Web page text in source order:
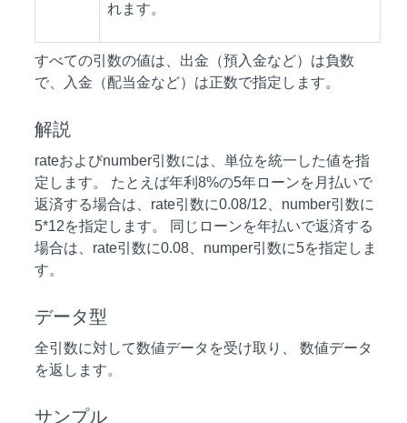
れます。
すべての引数の値は、出金（預入金など）は負数
で、入金（配当金など）は正数で指定します。
解説
rateおよびnumber引数には、単位を統一した値を指
定します。 たとえば年利8%の5年ローンを月払いで
返済する場合は、rate引数に0.08/12、number引数に
5*12を指定します。 同じローンを年払いで返済する
場合は、rate引数に0.08、numper引数に5を指定しま
す。
データ型
全引数に対して数値データを受け取り、 数値データ
を返します。
サンプル